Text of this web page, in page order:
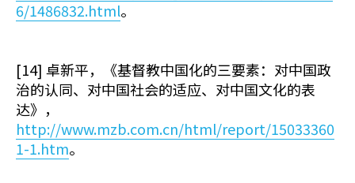
6/1486832.html。
[14] 卓新平，《基督教中国化的三要素：对中国政
治的认同、对中国社会的适应、对中国文化的表
达》，
http://www.mzb.com.cn/html/report/15033360
1-1.htm。